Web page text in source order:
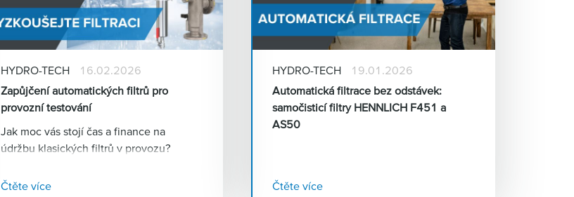
HYDRO-TECH
16.02.2026
Zapůjčení automatických filtrů pro
provozní testování
Jak moc vás stojí čas a finance na
údržbu klasických filtrů v provozu?
dosáhnete bezpečné filtrace bez
Čtěte více
HYDRO-TECH
19.01.2026
Automatická filtrace bez odstávek:
samočisticí filtry HENNLICH F451 a
AS50
Čtěte více